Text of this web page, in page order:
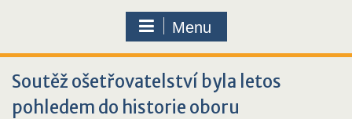
Menu
Soutěž ošetřovatelství byla letos
pohledem do historie oboru